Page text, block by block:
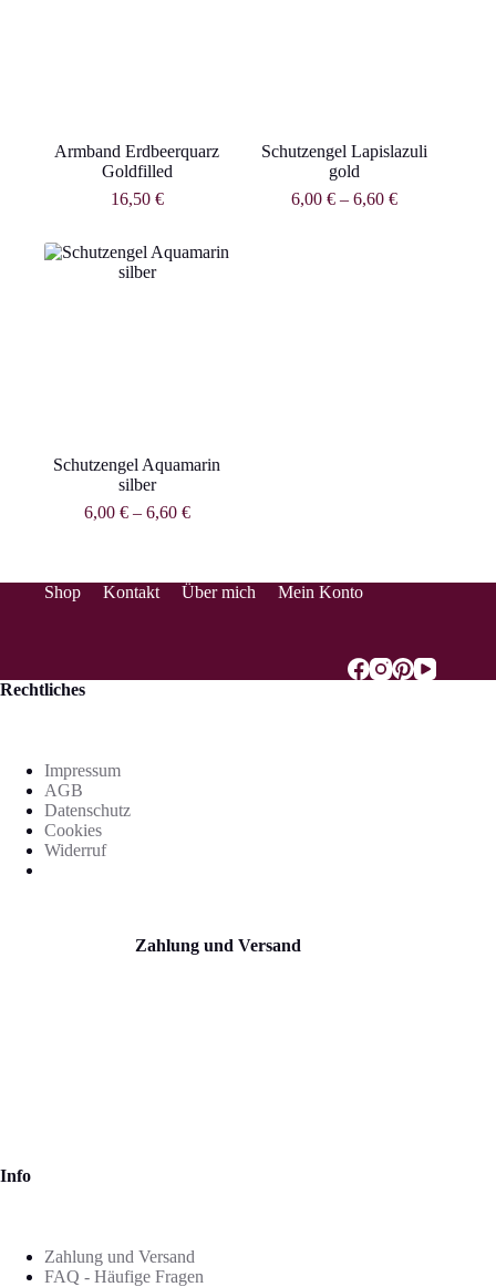
Armband Erdbeerquarz
Goldfilled
16,50 €
Schutzengel Lapislazuli
gold
6,00 €– 6,60 €
Schutzengel Aquamarin
silber
6,00 €– 6,60 €
Shop Kontakt Über mich Mein Konto
Rechtliches
Impressum
AGB
Datenschutz
Cookies
Widerruf
Zahlung und Versand
Info
Zahlung und Versand
FAQ - Häufige Fragen